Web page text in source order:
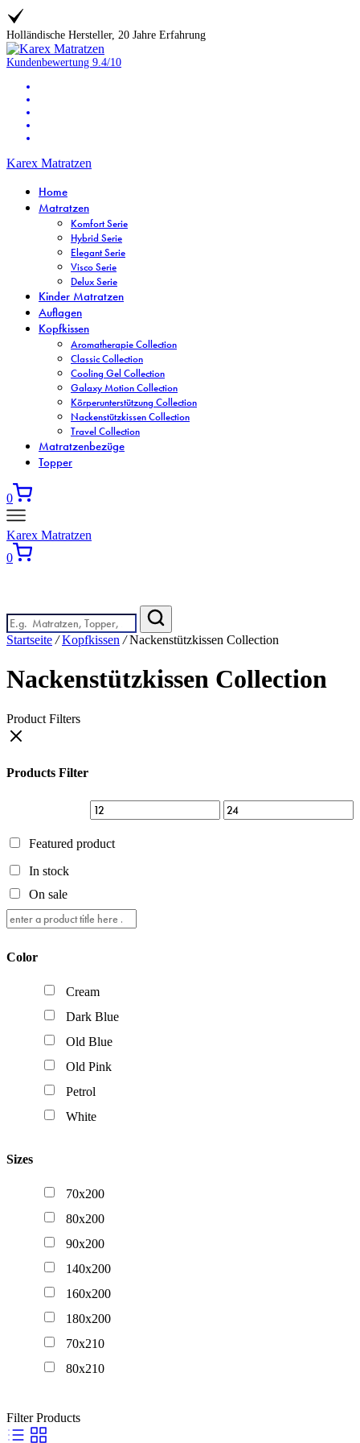
Holländische Hersteller, 20 Jahre Erfahrung
Kundenbewertung 9.4/10
Karex Matratzen
Home
Matratzen
Komfort Serie
Hybrid Serie
Elegant Serie
Visco Serie
Delux Serie
Kinder Matratzen
Auflagen
Kopfkissen
Aromatherapie Collection
Classic Collection
Cooling Gel Collection
Galaxy Motion Collection
Körperunterstützung Collection
Nackenstützkissen Collection
Travel Collection
Matratzenbezüge
Topper
0
Karex Matratzen
0
Startseite / Kopfkissen /Nackenstützkissen Collection
Nackenstützkissen Collection
Product Filters
Products Filter
Featured product
In stock
On sale
Color
Cream
Dark Blue
Old Blue
Old Pink
Petrol
White
Sizes
70x200
80x200
90x200
140x200
160x200
180x200
70x210
80x210
140x210
Filter Products